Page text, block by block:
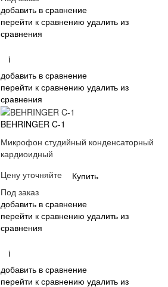
добавить в сравнение
перейти к сравнению удалить из
сравнения
i
добавить в сравнение
перейти к сравнению удалить из
сравнения
BEHRINGER C-1
Микрофон студийный конденсаторный
кардиоидный
Цену уточняйте
Купить
Под заказ
добавить в сравнение
перейти к сравнению удалить из
сравнения
i
добавить в сравнение
перейти к сравнению удалить из